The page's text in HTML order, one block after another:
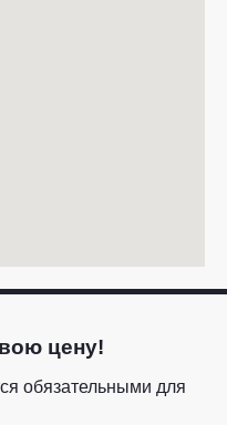
цену!
обязательными для